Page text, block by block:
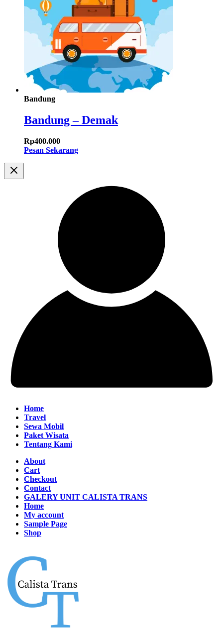
Bandung
Bandung – Demak
Rp400.000
Pesan Sekarang
Home
Travel
Sewa Mobil
Paket Wisata
Tentang Kami
About
Cart
Checkout
Contact
GALERY UNIT CALISTA TRANS
Home
My account
Sample Page
Shop